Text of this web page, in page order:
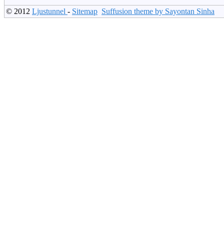
© 2012 Ljustunnel - Sitemap Suffusion theme by Sayontan Sinha